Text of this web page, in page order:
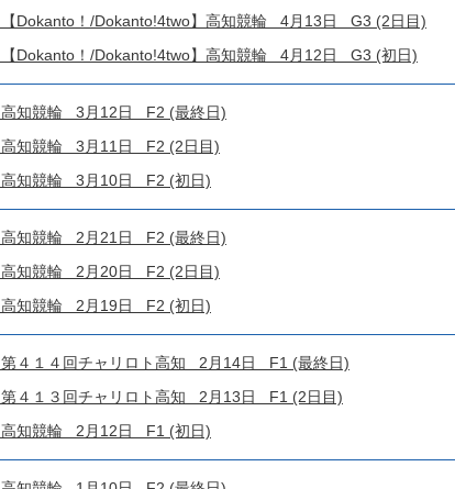
【Dokanto！/Dokanto!4two】高知競輪 4月13日 G3 (2日目)
【Dokanto！/Dokanto!4two】高知競輪 4月12日 G3 (初日)
高知競輪 3月12日 F2 (最終日)
高知競輪 3月11日 F2 (2日目)
高知競輪 3月10日 F2 (初日)
高知競輪 2月21日 F2 (最終日)
高知競輪 2月20日 F2 (2日目)
高知競輪 2月19日 F2 (初日)
第４１４回チャリロト高知 2月14日 F1 (最終日)
第４１３回チャリロト高知 2月13日 F1 (2日目)
高知競輪 2月12日 F1 (初日)